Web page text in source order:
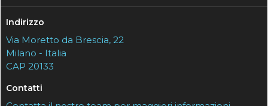
Indirizzo
Via Moretto da Brescia, 22
Milano - Italia
CAP 20133
Contatti